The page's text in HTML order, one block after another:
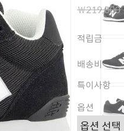
￦219,000
적립금
배송비
특이사항
옵션